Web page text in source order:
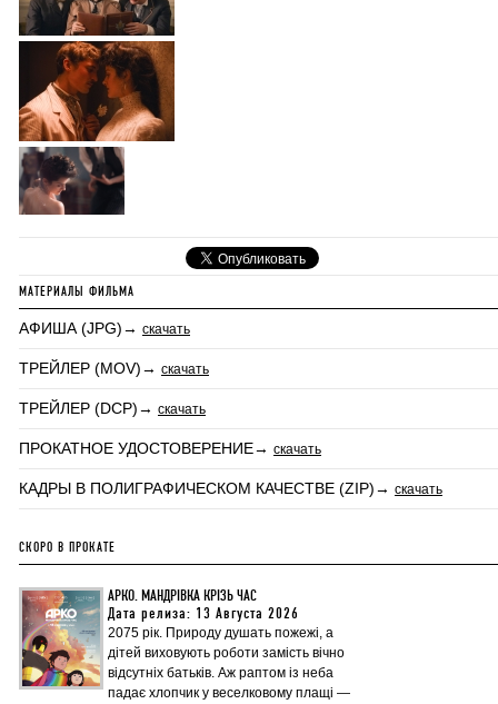
МАТЕРИАЛЫ ФИЛЬМА
АФИША (JPG)→ скачать
ТРЕЙЛЕР (MOV)→ скачать
ТРЕЙЛЕР (DCP)→ скачать
ПРОКАТНОЕ УДОСТОВЕРЕНИЕ→ скачать
КАДРЫ В ПОЛИГРАФИЧЕСКОМ КАЧЕСТВЕ (ZIP)→ скачать
СКОРО В ПРОКАТЕ
АРКО. МАНДРІВКА КРІЗЬ ЧАС
Дата релиза: 13 Августа 2026
2075 рік. Природу душать пожежі, а
дітей виховують роботи замість вічно
відсутніх батьків. Аж раптом із неба
падає хлопчик у веселковому плащі —